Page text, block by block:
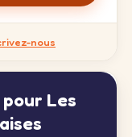
nous
Les